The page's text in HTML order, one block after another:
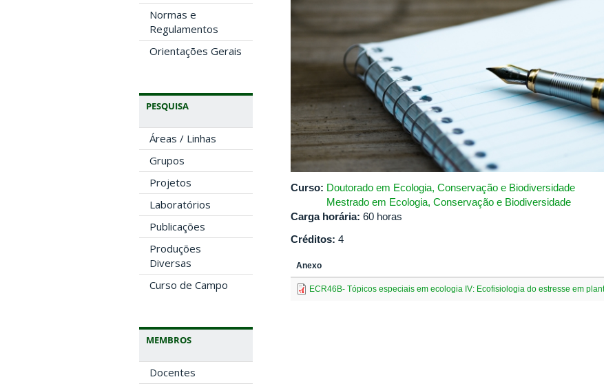
Normas e
Regulamentos
Orientações Gerais
PESQUISA
Áreas / Linhas
Grupos
Projetos
Laboratórios
Publicações
Produções
Diversas
Curso de Campo
MEMBROS
Docentes
Curso: Doutorado em Ecologia, Conservação e Biodiversidade
Mestrado em Ecologia, Conservação e Biodiversidade
Carga horária: 60 horas
Créditos: 4
Anexo
ECR46B- Tópicos especiais em ecologia IV: Ecofisiologia do estresse em